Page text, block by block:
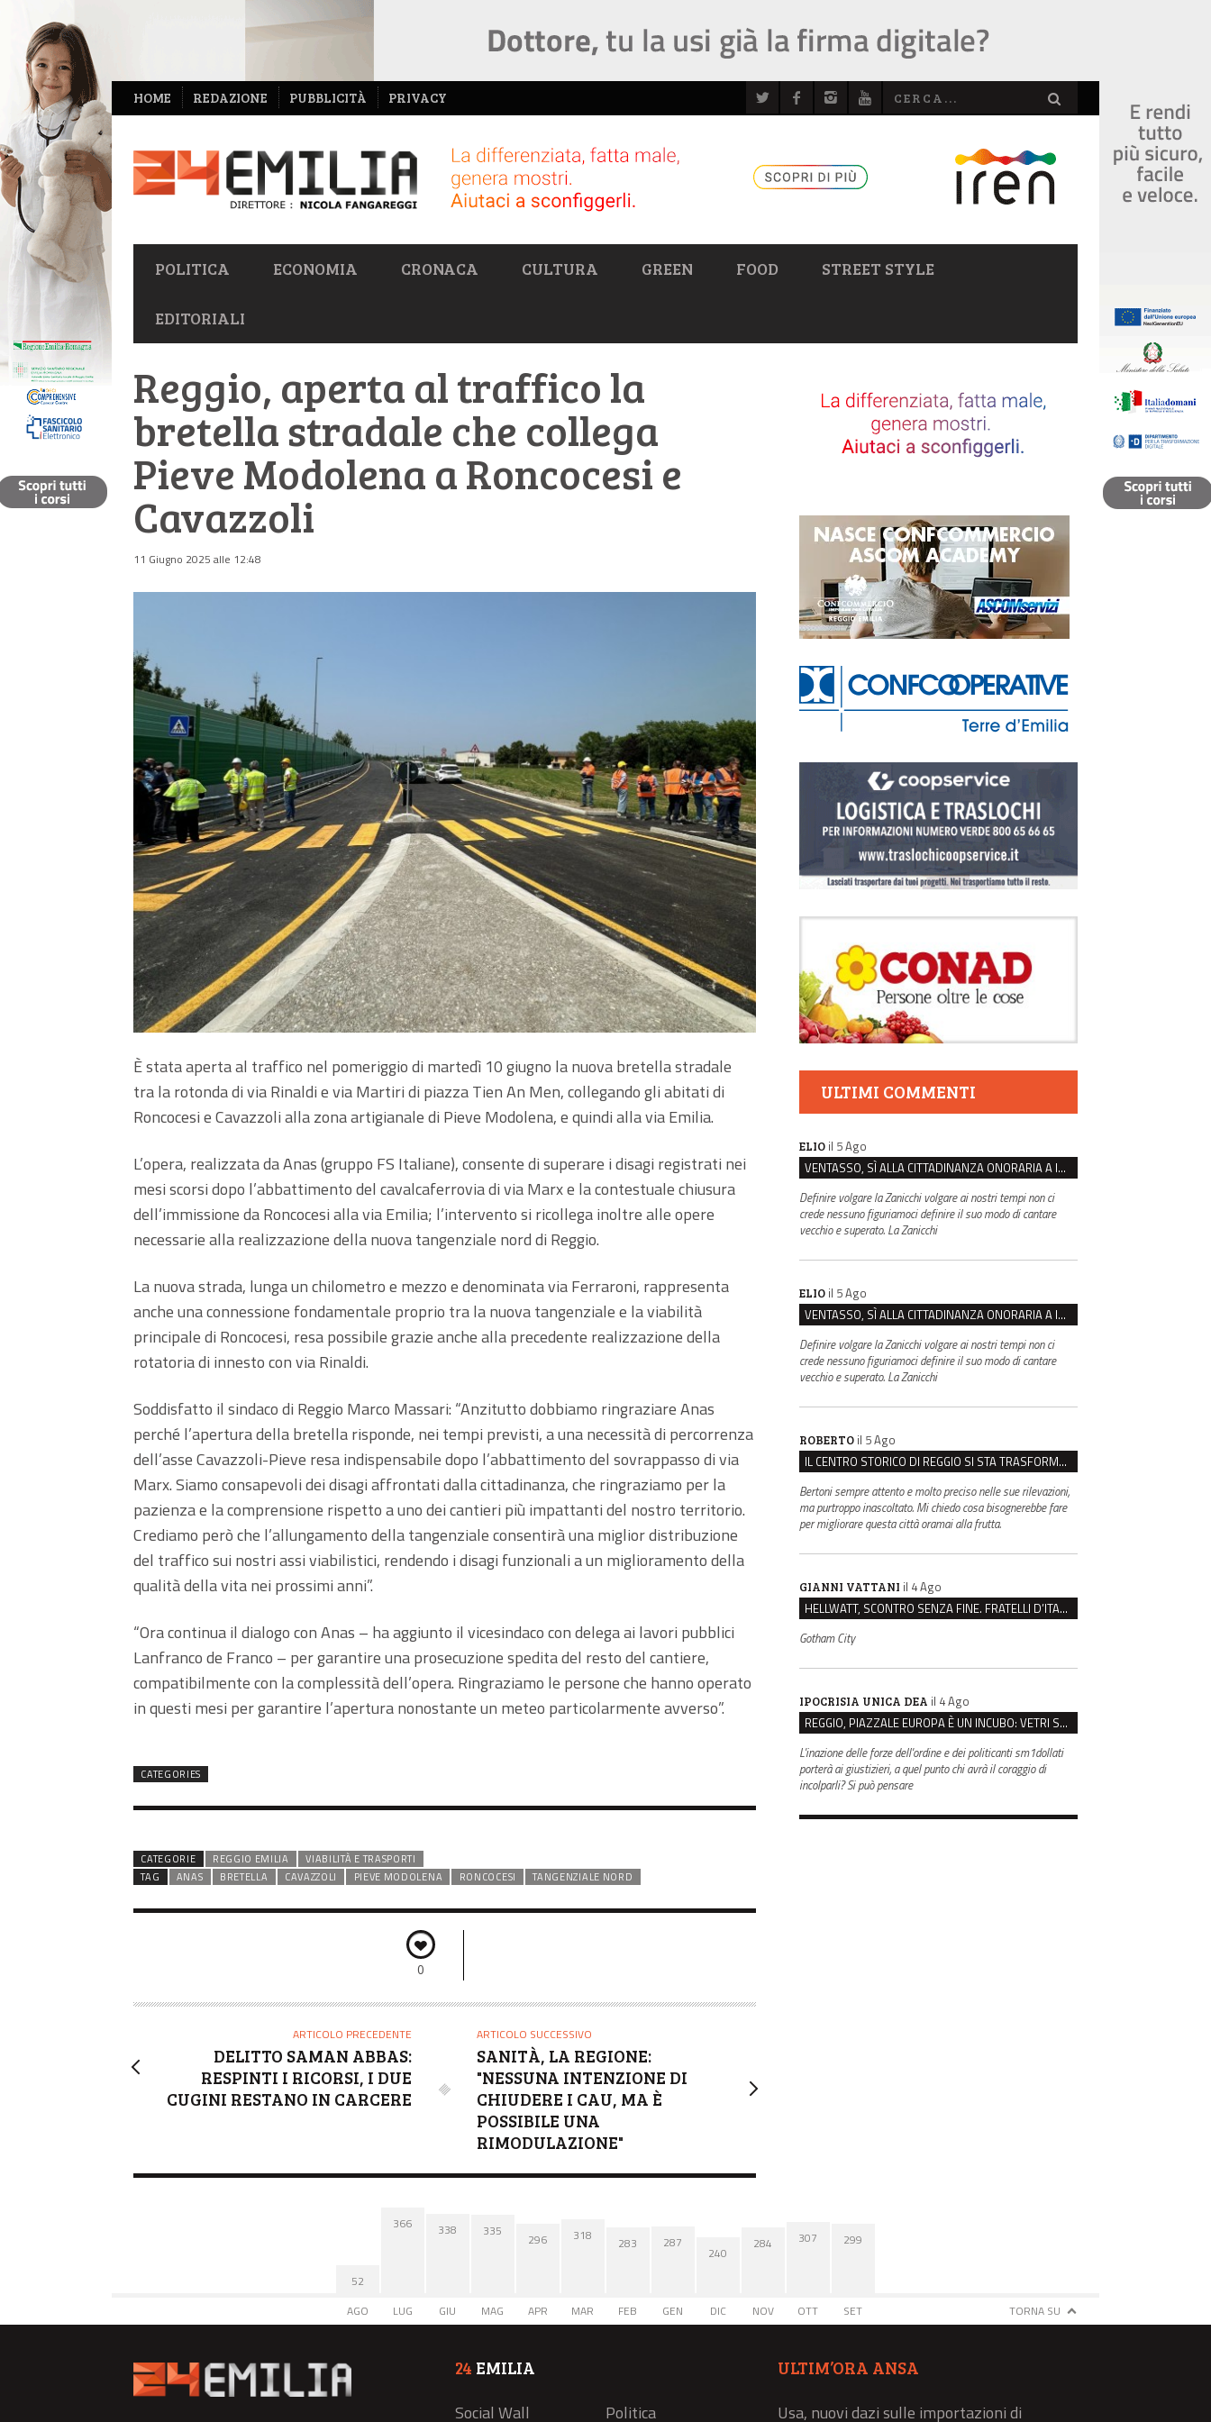
NAVIGAZIONE
SECONDARIA
HOME REDAZIONE PUBBLICITÀ PRIVACY
NAVIGAZIONE
PRIMARIA
POLITICA ECONOMIA CRONACA CULTURA GREEN FOOD STREET STYLE
EDITORIALI
Reggio, aperta al traffico la
bretella stradale che collega
Pieve Modolena a Roncocesi e
Cavazzoli
11 Giugno 2025 alle 12:48
È stata aperta al traffico nel pomeriggio di martedì 10 giugno la nuova bretella stradale
tra la rotonda di via Rinaldi e via Martiri di piazza Tien An Men, collegando gli abitati di
Roncocesi e Cavazzoli alla zona artigianale di Pieve Modolena, e quindi alla via Emilia.
L’opera, realizzata da Anas (gruppo FS Italiane), consente di superare i disagi registrati nei
mesi scorsi dopo l’abbattimento del cavalcaferrovia di via Marx e la contestuale chiusura
dell’immissione da Roncocesi alla via Emilia; l’intervento si ricollega inoltre alle opere
necessarie alla realizzazione della nuova tangenziale nord di Reggio.
La nuova strada, lunga un chilometro e mezzo e denominata via Ferraroni, rappresenta
anche una connessione fondamentale proprio tra la nuova tangenziale e la viabilità
principale di Roncocesi, resa possibile grazie anche alla precedente realizzazione della
rotatoria di innesto con via Rinaldi.
Soddisfatto il sindaco di Reggio Marco Massari: “Anzitutto dobbiamo ringraziare Anas
perché l’apertura della bretella risponde, nei tempi previsti, a una necessità di percorrenza
dell’asse Cavazzoli-Pieve resa indispensabile dopo l’abbattimento del sovrappasso di via
Marx. Siamo consapevoli dei disagi affrontati dalla cittadinanza, che ringraziamo per la
pazienza e la comprensione rispetto a uno dei cantieri più impattanti del nostro territorio.
Crediamo però che l’allungamento della tangenziale consentirà una miglior distribuzione
del traffico sui nostri assi viabilistici, rendendo i disagi funzionali a un miglioramento della
qualità della vita nei prossimi anni”.
“Ora continua il dialogo con Anas – ha aggiunto il vicesindaco con delega ai lavori pubblici
Lanfranco de Franco – per garantire una prosecuzione spedita del resto del cantiere,
compatibilmente con la complessità dell’opera. Ringraziamo le persone che hanno operato
in questi mesi per garantire l’apertura nonostante un meteo particolarmente avverso”.
CATEGORIES
CATEGORIE REGGIO EMILIA
VIABILITÀ E TRASPORTI
TAG
ANAS BRETELLA CAVAZZOLI PIEVE MODOLENA RONCOCESI TANGENZIALE NORD
0
ARTICOLO PRECEDENTE
DELITTO SAMAN ABBAS:
RESPINTI I RICORSI, I DUE
CUGINI RESTANO IN CARCERE
ARTICOLO SUCCESSIVO
SANITÀ, LA REGIONE:
"NESSUNA INTENZIONE DI
CHIUDERE I CAU, MA È
POSSIBILE UNA
RIMODULAZIONE"
ULTIMI COMMENTI
ELIO il 5 Ago
VENTASSO, SÌ ALLA CITTADINANZA ONORARIA A IVA ZANICCHI. MA BARGIACCHI: “È DI PESSIMO GUSTO”
Definire volgare la Zanicchi volgare ai nostri tempi non ci
crede nessuno figuriamoci definire il suo modo di cantare
vecchio e superato. La Zanicchi
ELIO il 5 Ago
VENTASSO, SÌ ALLA CITTADINANZA ONORARIA A IVA ZANICCHI. MA BARGIACCHI: “È DI PESSIMO GUSTO”
Definire volgare la Zanicchi volgare ai nostri tempi non ci
crede nessuno figuriamoci definire il suo modo di cantare
vecchio e superato. La Zanicchi
ROBERTO il 5 Ago
IL CENTRO STORICO DI REGGIO SI STA TRASFORMANDO, E NON IN MEGLIO
Bertoni sempre attento e molto preciso nelle sue rilevazioni,
ma purtroppo inascoltato. Mi chiedo cosa bisognerebbe fare
per migliorare questa città oramai alla frutta.
GIANNI VATTANI il 4 Ago
HELLWATT, SCONTRO SENZA FINE. FRATELLI D’ITALIA: “MILANI PORTA DOCUMENTI, DE FRANCO INSULTI”
Gotham City
IPOCRISIA UNICA DEA il 4 Ago
REGGIO, PIAZZALE EUROPA È UN INCUBO: VETRI SPACCATI E FURTI SULLE AUTO IN SOSTA
L'inazione delle forze dell'ordine e dei politicanti sm1dollati
porterà ai giustizieri, a quel punto chi avrà il coraggio di
incolparli? Si può pensare
52
AGO
366
LUG
338
GIU
335
MAG
296
APR
318
MAR
283
FEB
287
GEN
240
DIC
284
NOV
307
OTT
299
SET TORNA SU
24 EMILIA
Social Wall Politica
ULTIM’ORA ANSA
Usa, nuovi dazi sulle importazioni di